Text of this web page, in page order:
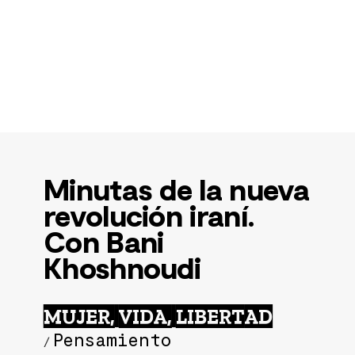
Minutas de la nueva
revolución iraní.
Con Bani
Khoshnoudi
MUJER, VIDA, LIBERTAD
/ Pensamiento